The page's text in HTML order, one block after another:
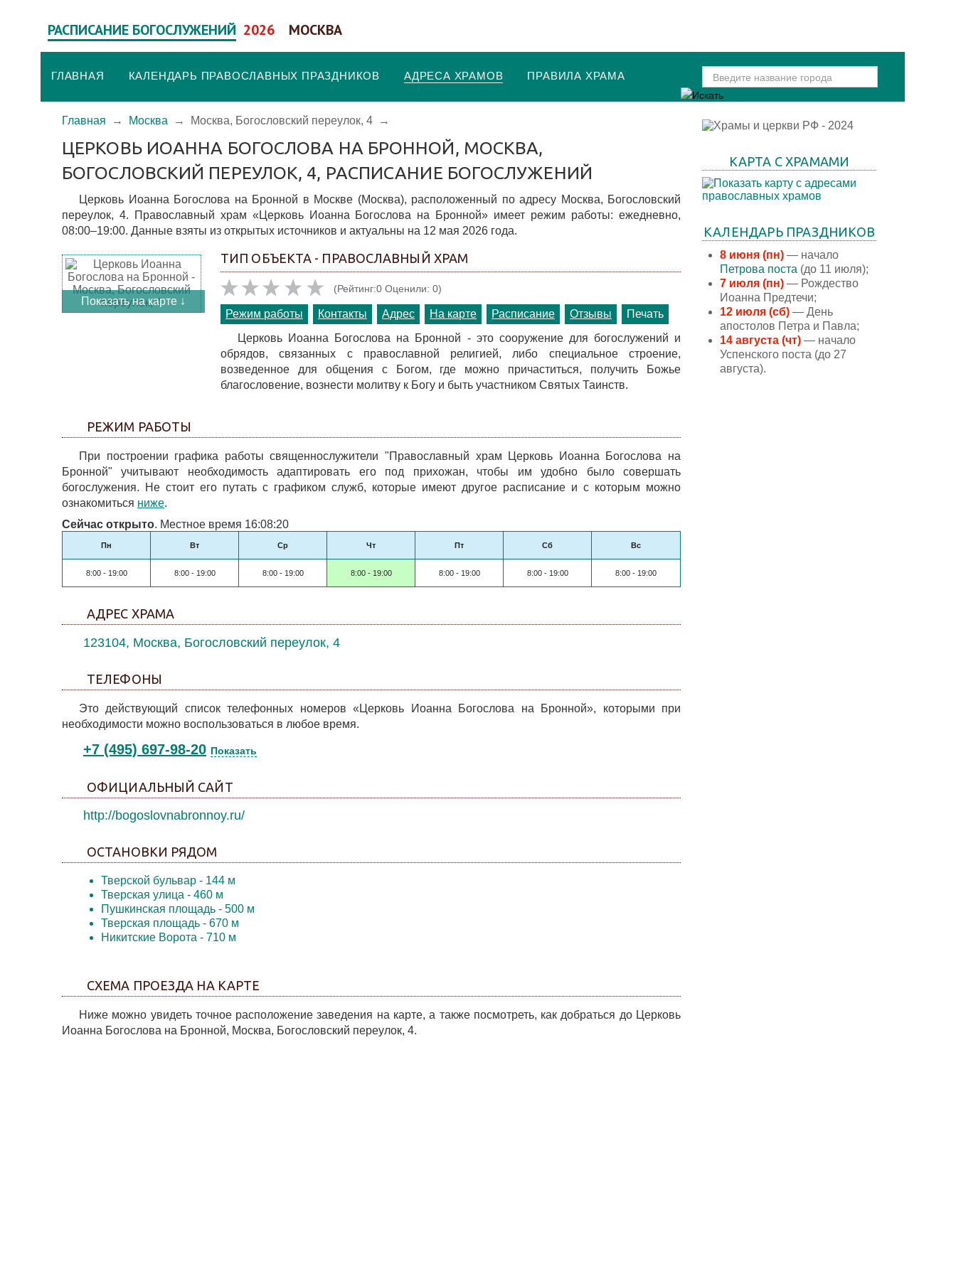
РАСПИСАНИЕ БОГОСЛУЖЕНИЙ 2026 МОСКВА
ГЛАВНАЯ КАЛЕНДАРЬ ПРАВОСЛАВНЫХ ПРАЗДНИКОВ АДРЕСА ХРАМОВ ПРАВИЛА ХРАМА
Главная → Москва → Москва, Богословский переулок, 4 →
ЦЕРКОВЬ ИОАННА БОГОСЛОВА НА БРОННОЙ, МОСКВА,
БОГОСЛОВСКИЙ ПЕРЕУЛОК, 4, РАСПИСАНИЕ БОГОСЛУЖЕНИЙ
Церковь Иоанна Богослова на Бронной в Москве (Москва), расположенный по адресу Москва, Богословский
переулок, 4. Православный храм «Церковь Иоанна Богослова на Бронной» имеет режим работы: ежедневно,
08:00–19:00. Данные взяты из открытых источников и актуальны на 12 мая 2026 года.
Показать на карте ↓
ТИП ОБЪЕКТА - ПРАВОСЛАВНЫЙ ХРАМ
(Рейтинг:0 Оценили: 0)
Режим работы Контакты Адрес На карте Расписание Отзывы
Печать
Церковь Иоанна Богослова на Бронной - это сооружение для богослужений и
обрядов, связанных с православной религией, либо специальное строение,
возведенное для общения с Богом, где можно причаститься, получить Божье
благословение, вознести молитву к Богу и быть участником Святых Таинств.
РЕЖИМ РАБОТЫ
При построении графика работы священнослужители "Православный храм Церковь Иоанна Богослова на
Бронной" учитывают необходимость адаптировать его под прихожан, чтобы им удобно было совершать
богослужения. Не стоит его путать с графиком служб, которые имеют другое расписание и с которым можно
ознакомиться ниже.
Сейчас открыто. Местное время 16:08:20
Пн Вт Ср Чт Пт Сб Вс
8:00 - 19:00 8:00 - 19:00 8:00 - 19:00 8:00 - 19:00 8:00 - 19:00 8:00 - 19:00 8:00 - 19:00
АДРЕС ХРАМА
123104, Москва, Богословский переулок, 4
ТЕЛЕФОНЫ
Это действующий список телефонных номеров «Церковь Иоанна Богослова на Бронной», которыми при
необходимости можно воспользоваться в любое время.
+7 (495) 697-98-20 Показать
ОФИЦИАЛЬНЫЙ САЙТ
http://bogoslovnabronnoy.ru/
ОСТАНОВКИ РЯДОМ
Тверской бульвар - 144 м
Тверская улица - 460 м
Пушкинская площадь - 500 м
Тверская площадь - 670 м
Никитские Ворота - 710 м
СХЕМА ПРОЕЗДА НА КАРТЕ
Ниже можно увидеть точное расположение заведения на карте, а также посмотреть, как добраться до Церковь
Иоанна Богослова на Бронной, Москва, Богословский переулок, 4.
КАРТА С ХРАМАМИ
КАЛЕНДАРЬ ПРАЗДНИКОВ
8 июня (пн) — начало
Петрова поста (до 11 июля);
7 июля (пн) — Рождество
Иоанна Предтечи;
12 июля (сб) — День
апостолов Петра и Павла;
14 августа (чт) — начало
Успенского поста (до 27
августа).